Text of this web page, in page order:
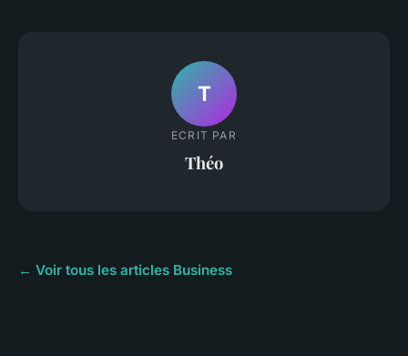
T
ECRIT PAR
Théo
← Voir tous les articles Business